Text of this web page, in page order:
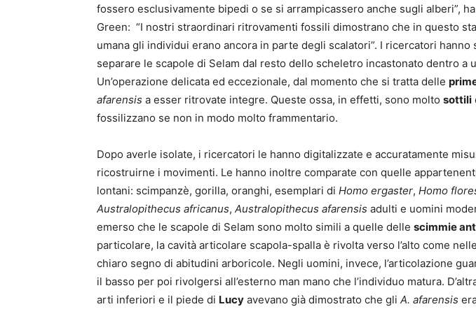
fossero esclusivamente bipedi o se si arrampicassero anche sugli alberi”,
Green: “I nostri straordinari ritrovamenti fossili dimostrano che in questo
umana gli individui erano ancora in parte degli scalatori”. I ricercatori hanno
separare le scapole di Selam dal resto dello scheletro incastonato dentro a
Un’operazione delicata ed eccezionale, dal momento che si tratta delle
afarensis a esser ritrovate integre. Queste ossa, in effetti, sono molto sottili
fossilizzano se non in modo molto frammentario.
Dopo averle isolate, i ricercatori le hanno digitalizzate e accuratamente
ricostruirne i movimenti. Le hanno inoltre comparate con quelle
lontani: scimpanzè, gorilla, oranghi, esemplari di Homo ergaster, Homo
Australopithecus africanus, Australopithecus afarensis adulti e uomini
emerso che le scapole di Selam sono molto simili a quelle delle scimmie
particolare, la cavità articolare scapola-spalla è rivolta verso l’alto come
chiaro segno di abitudini arboricole. Negli uomini, invece, l’articolazione
il basso per poi rivolgersi all’esterno man mano che l’individuo matura.
arti inferiori e il piede di Lucy avevano già dimostrato che gli A. afarensis